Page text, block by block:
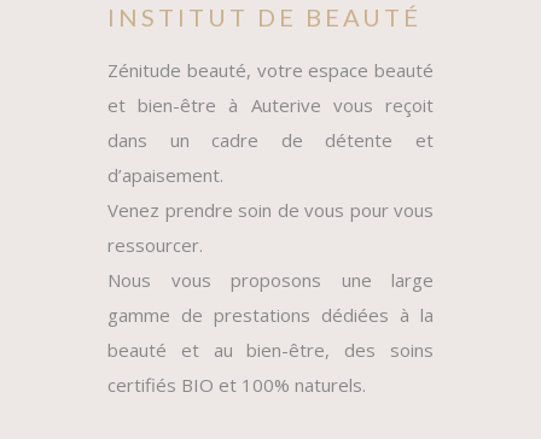
INSTITUT DE BEAUTÉ
Zénitude beauté, votre espace beauté
et bien-être à Auterive vous reçoit
dans un cadre de détente et
d’apaisement.
Venez prendre soin de vous pour vous
ressourcer.
Nous vous proposons une large
gamme de prestations dédiées à la
beauté et au bien-être, des soins
certifiés BIO et 100% naturels.